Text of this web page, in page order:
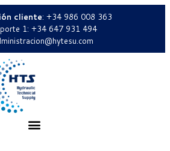
cliente: +34 986 008 363
1: +34 647 931 494